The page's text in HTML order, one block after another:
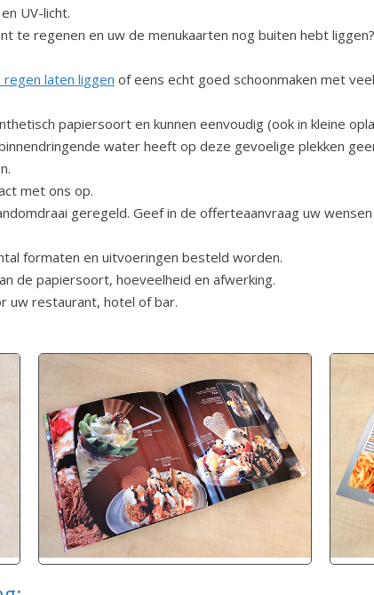
UV-licht.
te regenen en uw de menukaarten nog buiten hebt
regen laten liggen of eens echt goed schoonmaken met
papiersoort en kunnen eenvoudig (ook in kleine
water heeft op deze gevoelige plekken
met ons op.
geregeld. Geef in de offerteaanvraag uw
formaten en uitvoeringen besteld worden.
de papiersoort, hoeveelheid en afwerking.
uw restaurant, hotel of bar.